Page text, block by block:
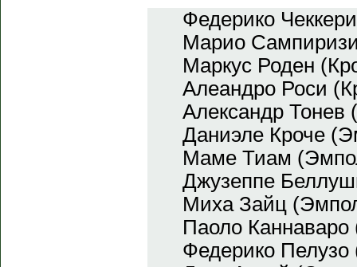
Федерико
Марио
Маркус Роден
Алеандро Роси
Александр Тонев
Даниэле Кроче
Маме Тиам
Джузеппе
Миха Зайц
Паоло Каннаваро
Федерико Пелузо